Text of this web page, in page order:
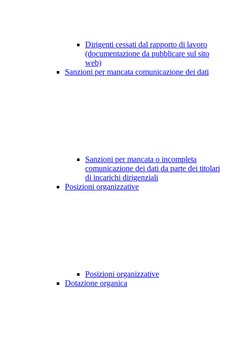
Dirigenti cessati dal rapporto di lavoro
(documentazione da pubblicare sul sito
web)
Sanzioni per mancata comunicazione dei dati
Sanzioni per mancata o incompleta
comunicazione dei dati da parte dei titolari
di incarichi dirigenziali
Posizioni organizzative
Posizioni organizzative
Dotazione organica